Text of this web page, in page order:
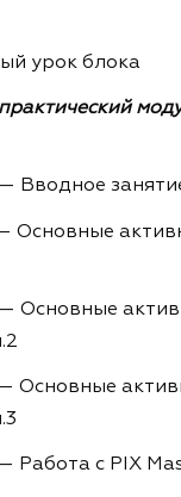
урок блока
Вводное
— Основные
— Основные
— Основные
— Работа с PIX